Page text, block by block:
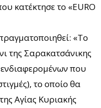
κατέκτησε το «EURO
«Το
της Σαρακατσάνικης
που
το οποίο θα
Αγίας Κυριακής